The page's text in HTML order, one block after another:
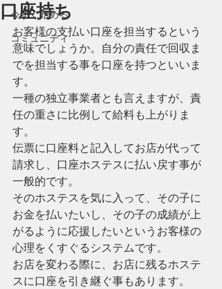
今すぐ始める
コミュニティ
口座持ち
お客様の支払い口座を担当するという
意味でしょうか。自分の責任で回収ま
でを担当する事を口座を持つといいま
す。
一種の独立事業者とも言えますが、責
任の重さに比例して給料も上がりま
す。
伝票に口座料と記入してお店が代って
請求し、口座ホステスに払い戻す事が
一般的です。
そのホステスを気に入って、その子に
お金を払いたいし、その子の成績が上
がるように応援したいというお客様の
心理をくすぐるシステムです。
お店を変わる際に、お店に残るホステ
スに口座を引き継ぐ事もあります。